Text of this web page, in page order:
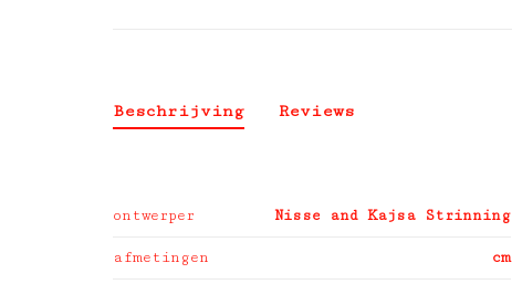
Beschrijving Reviews
ontwerper Nisse and Kajsa Strinning
afmetingen cm